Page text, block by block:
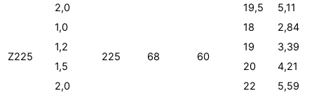
2,0
19,5 5,11
Z225
1,0
225 68 60
18
2,84
1,2
19
3,39
1,5
20
4,21
2,0
22 5,59